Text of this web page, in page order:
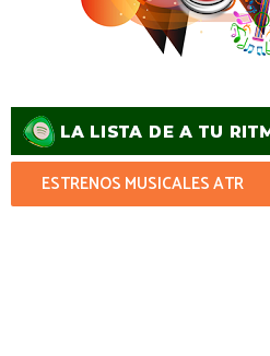
ESTRENOS MUSICALES ATR